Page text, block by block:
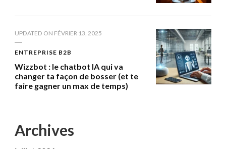
UPDATED ON FÉVRIER 13, 2025
ENTREPRISE B2B
Wizzbot : le chatbot IA qui va
changer ta façon de bosser (et te
faire gagner un max de temps)
Archives